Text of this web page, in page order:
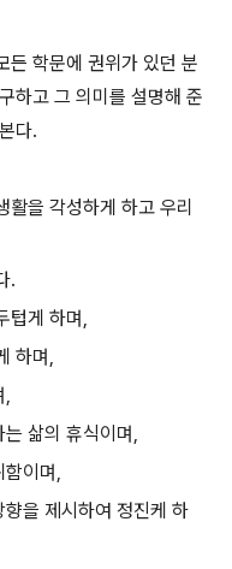
든 학문에 권위가 있던 분
하고 그 의미를 설명해 준
다.
을 각성하게 하고 우리
.
텁게 하며,
하며,
,
삶의 휴식이며,
함이며,
을 제시하여 정진케 하